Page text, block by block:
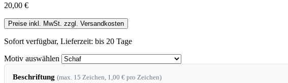
20,00 €
Preise inkl. MwSt. zzgl. Versandkosten
Sofort verfügbar, Lieferzeit: bis 20 Tage
Motiv auswählen
Beschriftung (max. 15 Zeichen, 1,00 € pro Zeichen)